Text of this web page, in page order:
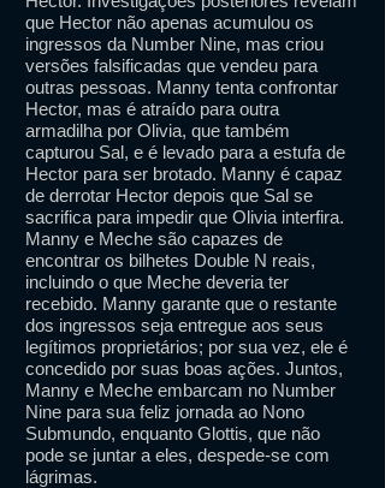
que Hector não apenas acumulou os
ingressos da Number Nine, mas criou
versões falsificadas que vendeu para
outras pessoas. Manny tenta confrontar
Hector, mas é atraído para outra
armadilha por Olivia, que também
capturou Sal, e é levado para a estufa de
Hector para ser brotado. Manny é capaz
de derrotar Hector depois que Sal se
sacrifica para impedir que Olivia interfira.
Manny e Meche são capazes de
encontrar os bilhetes Double N reais,
incluindo o que Meche deveria ter
recebido. Manny garante que o restante
dos ingressos seja entregue aos seus
legítimos proprietários; por sua vez, ele é
concedido por suas boas ações. Juntos,
Manny e Meche embarcam no Number
Nine para sua feliz jornada ao Nono
Submundo, enquanto Glottis, que não
pode se juntar a eles, despede-se com
lágrimas.